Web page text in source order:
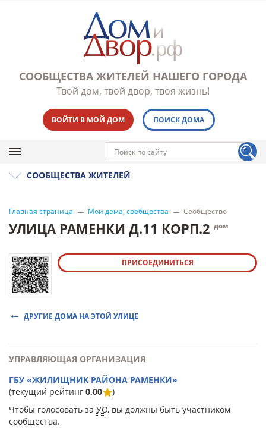
СООБЩЕСТВА ЖИТЕЛЕЙ НАШЕГО ГОРОДА
Твой дом, твой двор, твоя жизнь!
ВОЙТИ В МОЙ ДОМ ПОИСК ДОМА
СООБЩЕСТВА ЖИТЕЛЕЙ
Главная страница Мои дома, сообщества Сообщество
УЛИЦА РАМЕНКИ Д.11 КОРП.2 дом
ПРИСОЕДИНИТЬСЯ
ДРУГИЕ ДОМА НА ЭТОЙ УЛИЦЕ
УПРАВЛЯЮЩАЯ ОРГАНИЗАЦИЯ
ГБУ «ЖИЛИЩНИК РАЙОНА РАМЕНКИ»
(текущий рейтинг 0,00
)
Чтобы голосовать за УО, вы должны быть участником
сообщества.